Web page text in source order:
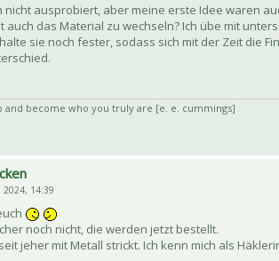
nicht ausprobiert, aber meine erste Idee waren
das Material zu wechseln? Ich übe mit
sie noch fester, sodass sich mit der Zeit die
and become who you truly are [e. e. cummings]
2024, 14:39
noch nicht, die werden jetzt bestellt.
jeher mit Metall strickt. Ich kenn mich als